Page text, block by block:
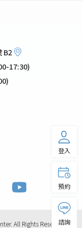
B2
17:30)
All Rights Reserved.
登入
預約
諮詢